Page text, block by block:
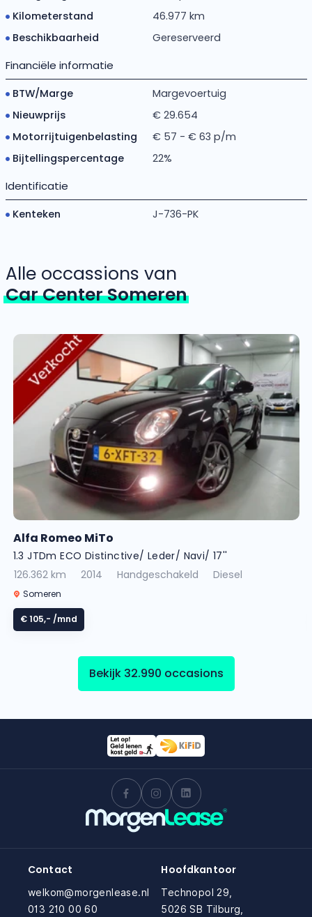
Kilometerstand
46.977 km
Beschikbaarheid
Gereserveerd
Financiële informatie
BTW/Marge
Margevoertuig
Nieuwprijs
€ 29.654
Motorrijtuigenbelasting
€ 57 - € 63 p/m
Bijtellingspercentage
22%
Identificatie
Kenteken J-736-PK
Alle occassions van
Car Center Someren
Alfa Romeo MiTo
1.3 JTDm ECO Distinctive/ Leder/ Navi/ 17''
126.362 km
2014 Handgeschakeld Diesel
Someren
€ 105,- /mnd
Bekijk 32.990 occasions
Contact
welkom@morgenlease.nl
013 210 00 60
Hoofdkantoor
Technopol 29,
5026 SB Tilburg,